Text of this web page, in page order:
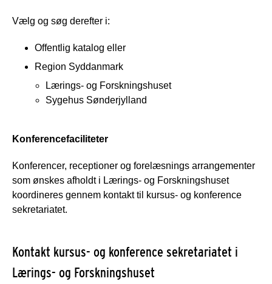
Vælg og søg derefter i:
Offentlig katalog eller
Region Syddanmark
Lærings- og Forskningshuset
Sygehus Sønderjylland
Konferencefaciliteter
Konferencer, receptioner og forelæsnings arrangementer
som ønskes afholdt i Lærings- og Forskningshuset
koordineres gennem kontakt til kursus- og konference
sekretariatet.
Kontakt kursus- og konference sekretariatet i
Lærings- og Forskningshuset